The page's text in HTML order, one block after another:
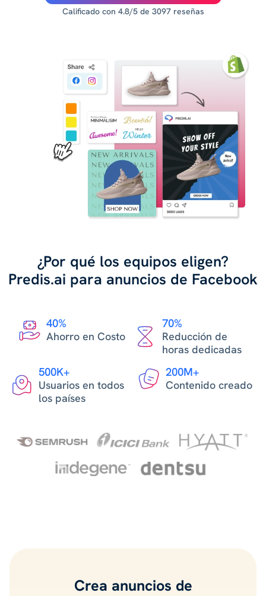
Calificado con 4.8/5 de 3097 reseñas
¿Por qué los equipos eligen?
Predis.ai para anuncios de Facebook
40%
Ahorro en Costo
70%
Reducción de
horas dedicadas
500K+
Usuarios en todos
los países
200M+
Contenido creado
Crea anuncios de